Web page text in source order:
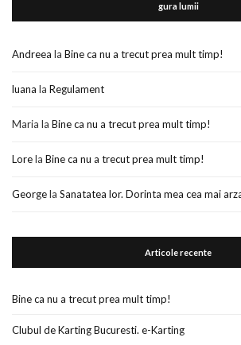
gura lumii
Andreea la Bine ca nu a trecut prea mult timp!
luana la Regulament
Maria la Bine ca nu a trecut prea mult timp!
Lorela Bine ca nu a trecut prea mult timp!
Georgela Sanatatea lor. Dorinta mea cea mai
Articole recente
Bine ca nu a trecut prea mult timp!
Clubul de Karting Bucuresti. e-Karting